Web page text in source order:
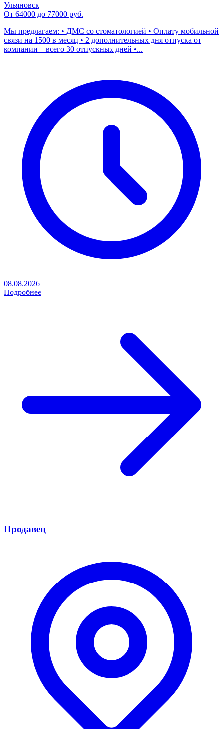
Ульяновск
От 64000 до 77000 руб.
Мы предлагаем: • ДМС со стоматологией • Оплату мобильной
связи на 1500 в месяц • 2 дополнительных дня отпуска от
компании – всего 30 отпускных дней •...
08.08.2026
Подробнее
Продавец